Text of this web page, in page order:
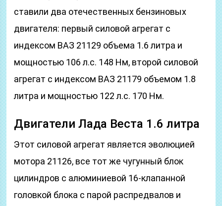
ставили два отечественных бензиновых
двигателя: первый силовой агрегат с
индексом ВАЗ 21129 объема 1.6 литра и
мощностью 106 л.с. 148 Нм, второй силовой
агрегат с индексом ВАЗ 21179 объемом 1.8
литра и мощностью 122 л.с. 170 Нм.
Двигатели Лада Веста 1.6 литра
Этот силовой агрегат является эволюцией
мотора 21126, все тот же чугунный блок
цилиндров с алюминиевой 16-клапанной
головкой блока с парой распредвалов и